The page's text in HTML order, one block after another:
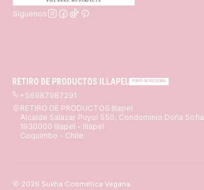
Síguenos
RETIRO DE PRODUCTOS ILLAPEL PUNTO DE RECOGIDA
+56987987291
RETIRO DE PRODUCTOS Illapel
Alcalde Salazar Puyol 550, Condominio Doña Sofia
1930000 Illapel - Illapel
Coquimbo - Chile
2026 Sukha Cosmética Vegana.